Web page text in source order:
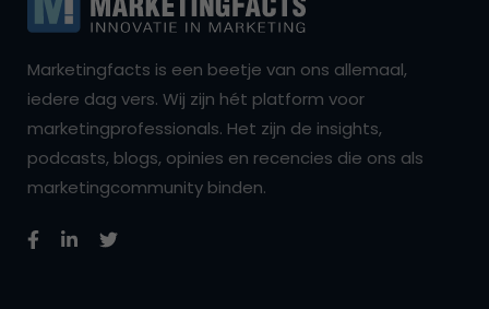
Marketingfacts is een beetje van ons allemaal,
iedere dag vers. Wij zijn hét platform voor
marketingprofessionals. Het zijn de insights,
podcasts, blogs, opinies en recencies die ons als
marketingcommunity binden.